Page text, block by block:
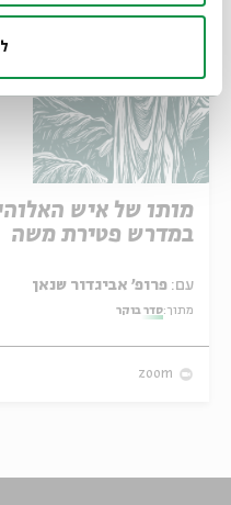
מותו של איש
במדרש פטירת משה
עם:
מתוך:סדר בוקר
zoom